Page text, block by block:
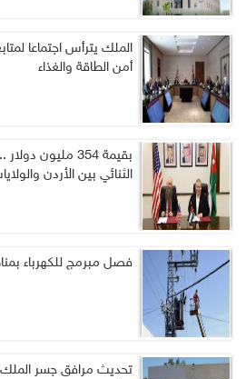
الملك يترأس اجتماعا
أمن الطاقة والغذاء
بقيمة 354 مليون
الثنائي بين الأردن
فصل مبرمج للكهرباء
تحديث مرافق جسر